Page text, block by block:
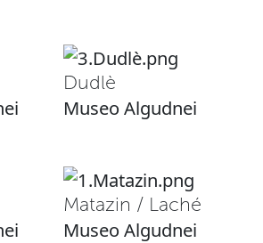
Dudlè
Museo Algudnei
Matazin / Laché
Museo Algudnei